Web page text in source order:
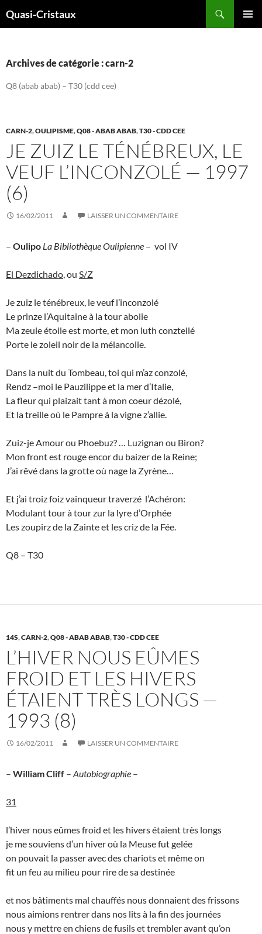
auQuasi-Cristaux
Archives de catégorie : carn-2
Q8 (abab abab) – T30 (cdd cee)
CARN-2,OULIPISME,Q08 - ABAB ABAB,T30 - CDD CEE
JE ZUIZ LE TÉNÉBREUX, LE
VEUF L’INCONZOLÉ — 1997
(6)
16/02/2011 LAISSER UN COMMENTAIRE
– Oulipo La Bibliothèque Oulipienne – vol IV
El Dezdichado, ou S/Z
Je zuiz le ténébreux, le veuf l’inconzolé
Le prinze l’Aquitaine à la tour abolie
Ma zeule étoile est morte, et mon luth conztellé
Porte le zoleil noir de la mélancolie.
Dans la nuit du Tombeau, toi qui m’az conzolé,
Rendz –moi le Pauzilippe et la mer d’Italie,
La fleur qui plaizait tant à mon coeur dézolé,
Et la treille où le Pampre à la vigne z’allie.
Zuiz-je Amour ou Phoebuz? … Luzignan ou Biron?
Mon front est rouge encor du baizer de la Reine;
J’ai rêvé dans la grotte où nage la Zyrène…
Et j’ai troiz foiz vainqueur traverzé l’Achéron:
Modulant tour à tour zur la lyre d’Orphée
Les zoupirz de la Zainte et les criz de la Fée.
Q8 – T30
14S,CARN-2,Q08 - ABAB ABAB,T30 - CDD CEE
L’HIVER NOUS EÛMES
FROID ET LES HIVERS
ÉTAIENT TRÈS LONGS —
1993 (8)
16/02/2011 LAISSER UN COMMENTAIRE
– William Cliff – Autobiographie –
31
l’hiver nous eûmes froid et les hivers étaient très longs
je me souviens d’un hiver où la Meuse fut gelée
on pouvait la passer avec des chariots et même on
fit un feu au milieu pour rire de sa destinée
et nos bâtiments mal chauffés nous donnaient des frissons
nous aimions rentrer dans nos lits à la fin des journées
nous y mettre en chiens de fusils et trembler avant qu’on